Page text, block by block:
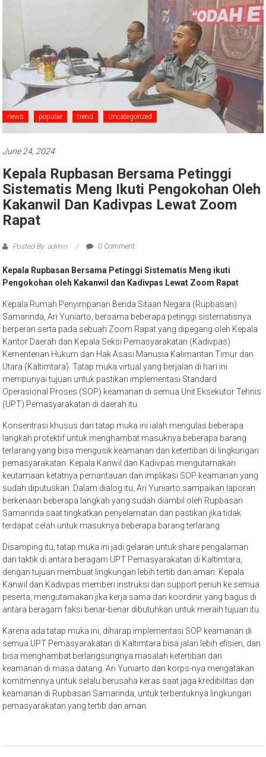
news popular trend Uncategorized
June 24, 2024
Kepala Rupbasan Bersama Petinggi
Sistematis Meng Ikuti Pengokohan Oleh
Kakanwil Dan Kadivpas Lewat Zoom
Rapat
Posted By: admin 0 Comment
Kepala Rupbasan Bersama Petinggi Sistematis Meng ikuti
Pengokohan oleh Kakanwil dan Kadivpas Lewat Zoom Rapat
Kepala Rumah Penyimpanan Benda Sitaan Negara (Rupbasan)
Samarinda, Ari Yuniarto, bersama beberapa petinggi sistematisnya
berperan serta pada sebuah Zoom Rapat yang dipegang oleh Kepala
Kantor Daerah dan Kepala Seksi Pemasyarakatan (Kadivpas)
Kementerian Hukum dan Hak Asasi Manusia Kalimantan Timur dan
Utara (Kaltimtara). Tatap muka virtual yang berjalan di hari ini
mempunyai tujuan untuk pastikan implementasi Standard
Operasional Proses (SOP) keamanan di semua Unit Eksekutor Tehnis
(UPT) Pemasyarakatan di daerah itu.
Konsentrasi khusus dari tatap muka ini ialah mengulas beberapa
langkah protektif untuk menghambat masuknya beberapa barang
terlarang yang bisa mengusik keamanan dan ketertiban di lingkungan
pemasyarakatan. Kepala Kanwil dan Kadivpas mengutamakan
keutamaan ketatnya pemantauan dan implikasi SOP keamanan yang
sudah diputuskan. Dalam dialog itu, Ari Yuniarto sampaikan laporan
berkenaan beberapa langkah yang sudah diambil oleh Rupbasan
Samarinda saat tingkatkan penyelamatan dan pastikan jika tidak
terdapat celah untuk masuknya beberapa barang terlarang.
Disamping itu, tatap muka ini jadi gelaran untuk share pengalaman
dan taktik di antara beragam UPT Pemasyarakatan di Kaltimtara,
dengan tujuan membuat lingkungan lebih tertib dan aman. Kepala
Kanwil dan Kadivpas memberi instruksi dan support penuh ke semua
peserta, mengutamakan jika kerja sama dan koordinir yang bagus di
antara beragam faksi benar-benar dibutuhkan untuk meraih tujuan itu.
Karena ada tatap muka ini, diharap implementasi SOP keamanan di
semua UPT Pemasyarakatan di Kaltimtara bisa jalan lebih efisien, dan
bisa menghambat berlangsungnya masalah ketertiban dan
keamanan di masa datang. Ari Yuniarto dan korps-nya mengatakan
komitmennya untuk selalu berusaha keras saat jaga kredibilitas dan
keamanan di Rupbasan Samarinda, untuk terbentuknya lingkungan
pemasyarakatan yang tertib dan aman.